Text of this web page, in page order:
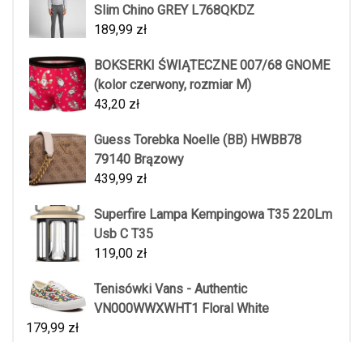
Slim Chino GREY L768QKDZ
189,99 zł
BOKSERKI ŚWIĄTECZNE 007/68 GNOME
(kolor czerwony, rozmiar M)
43,20 zł
Guess Torebka Noelle (BB) HWBB78
79140 Brązowy
439,99 zł
Superfire Lampa Kempingowa T35 220Lm
Usb C T35
119,00 zł
Tenisówki Vans - Authentic
VN000WWXWHT1 Floral White
179,99 zł